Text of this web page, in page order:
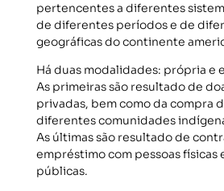
pertencentes a diferentes
de diferentes períodos e de
geográficas do continente
Há duas modalidades: própria e
As primeiras são resultado de
privadas, bem como da compra
diferentes comunidades
As últimas são resultado de
empréstimo com pessoas físicas
públicas.